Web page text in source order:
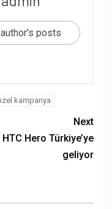
posts
kampanya
Next
HTC Hero Türkiye’ye
geliyor